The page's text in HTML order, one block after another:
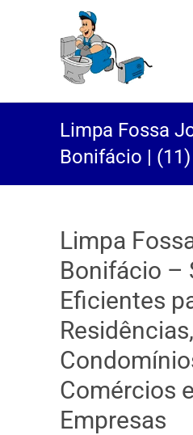
Limpa Fossa
Bonifácio |
Limpa
Bonifácio –
Eficientes
Residências,
Comércios e
Empresas